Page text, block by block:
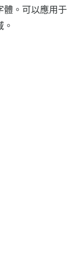
體。可以應用于